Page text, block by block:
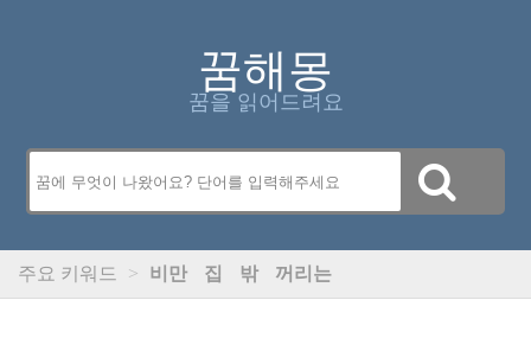
꿈해몽
꿈을 읽어드려요
주요 키워드 > 비만 집 밖 꺼리는